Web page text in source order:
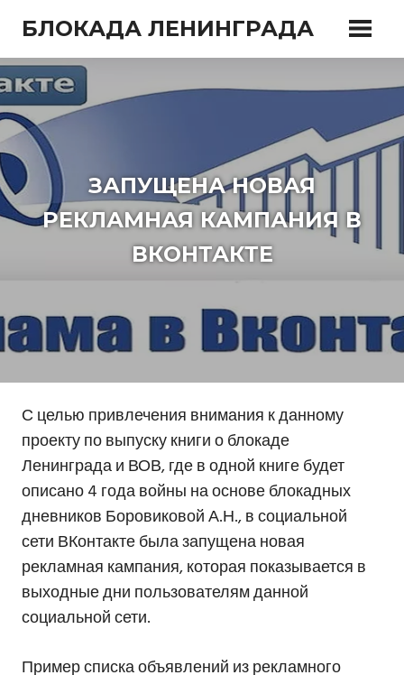
содержимому
БЛОКАДА ЛЕНИНГРАДА
ЗАПУЩЕНА НОВАЯ
РЕКЛАМНАЯ КАМПАНИЯ В
ВКОНТАКТЕ
С целью привлечения внимания к данному
проекту по выпуску книги о блокаде
Ленинграда и ВОВ, где в одной книге будет
описано 4 года войны на основе блокадных
дневников Боровиковой А.Н., в социальной
сети ВКонтакте была запущена новая
рекламная кампания, которая показывается в
выходные дни пользователям данной
социальной сети.
Пример списка объявлений из рекламного